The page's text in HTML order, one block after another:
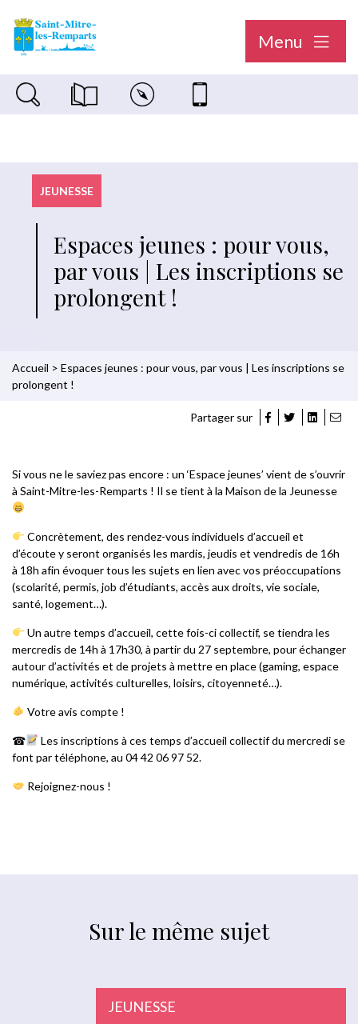
Menu
Recherche sur le siteMagazine municipal "Le Saint-Mitréen"
Carte interactiveNous contacter
JEUNESSE
Espaces jeunes : pour vous,
par vous | Les inscriptions se
prolongent !
Accueil > Espaces jeunes : pour vous, par vous | Les inscriptions se
prolongent !
Partager sur
Si vous ne le saviez pas encore : un ‘Espace jeunes’ vient de s’ouvrir
à Saint-Mitre-les-Remparts ! Il se tient à la Maison de la Jeunesse
Concrètement, des rendez-vous individuels d’accueil et
d’écoute y seront organisés les mardis, jeudis et vendredis de 16h
à 18h afin évoquer tous les sujets en lien avec vos préoccupations
(scolarité, permis, job d’étudiants, accès aux droits, vie sociale,
santé, logement…).
Un autre temps d’accueil, cette fois-ci collectif, se tiendra les
mercredis de 14h à 17h30, à partir du 27 septembre, pour échanger
autour d’activités et de projets à mettre en place (gaming, espace
numérique, activités culturelles, loisirs, citoyenneté…).
Votre avis compte !
☎
Les inscriptions à ces temps d’accueil collectif du mercredi se
font par téléphone, au 04 42 06 97 52.
Rejoignez-nous !
Sur le même sujet
JEUNESSE